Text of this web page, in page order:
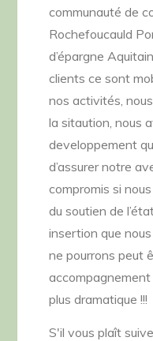
communauté de
Rochefoucauld
d’épargne
clients ce sont
nos activités,
la sitaution, nous
developpement
d’assurer notre
compromis si
du soutien de
insertion que
ne pourrons peut
accompagnement
plus dramatique !!!
S'il vous plaît